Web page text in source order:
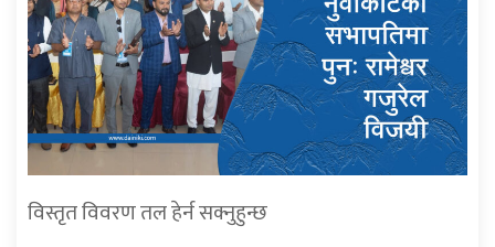
विस्तृत विवरण तल हेर्न सक्नुहुन्छ